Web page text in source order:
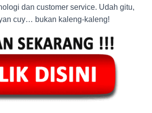
dan customer service. Udah gitu,
cuy… bukan kaleng-kaleng!